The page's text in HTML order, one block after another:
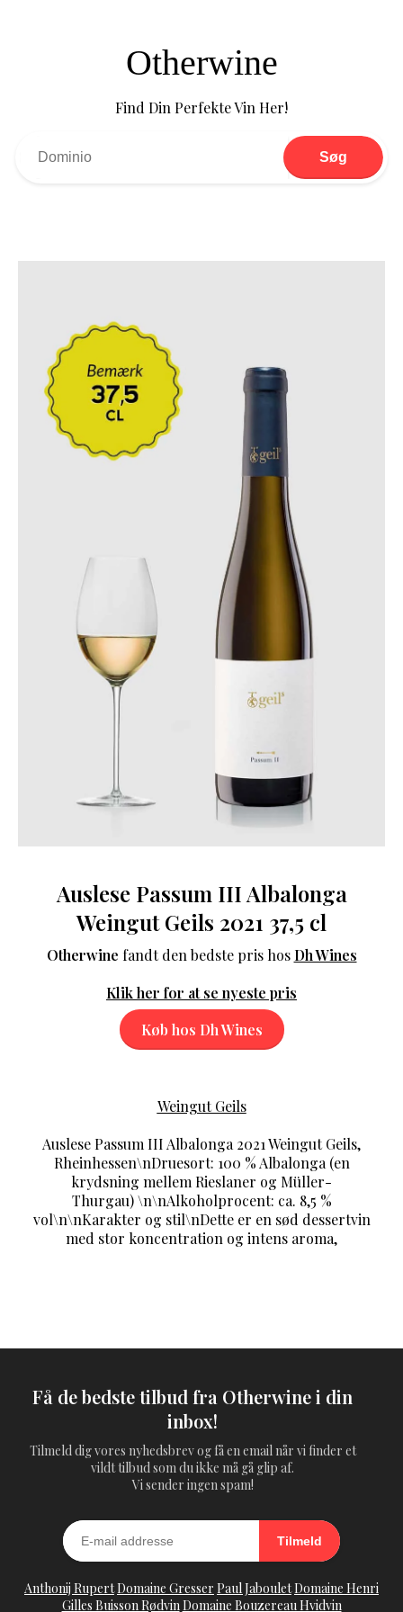
Otherwine
Find Din Perfekte Vin Her!
Søg
Auslese Passum III Albalonga
Weingut Geils 2021 37,5 cl
Otherwine fandt den bedste pris hos Dh Wines
Klik her for at se nyeste pris
Køb hos Dh Wines
Weingut Geils
Auslese Passum III Albalonga 2021 Weingut Geils,
Rheinhessen\nDruesort: 100 % Albalonga (en
krydsning mellem Rieslaner og Müller-
Thurgau) \n\nAlkoholprocent: ca. 8,5 %
vol\n\nKarakter og stil\nDette er en sød dessertvin
med stor koncentration og intens aroma,
Få de bedste tilbud fra Otherwine i din
inbox!
Tilmeld dig vores nyhedsbrev og få en email når vi finder et
vildt tilbud som du ikke må gå glip af.
Vi sender ingen spam!
Tilmeld
Anthonij RupertDomaine Gresser Paul JabouletDomaine Henri
Gilles Buisson RødvinDomaine Bouzereau Hvidvin